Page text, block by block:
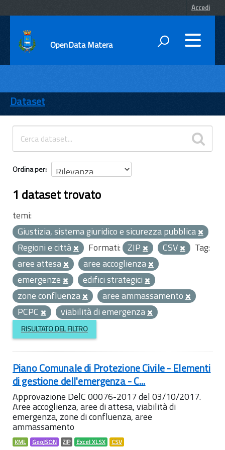
Accedi
OpenData Matera
ENTI
TEMI
INFORMAZIONI
Dataset
Ordina per
1 dataset trovato
temi:
Giustizia, sistema giuridico e sicurezza pubblica
Regioni e città
Formati: ZIP CSV
Tag:
aree attesa
aree accoglienza
emergenze
edifici strategici
zone confluenza
aree ammassamento
PCPC
viabilità di emergenza
RISULTATO DEL FILTRO
Piano Comunale di Protezione Civile - Elementi
di gestione dell'emergenza - C...
Approvazione DelC 00076-2017 del 03/10/2017.
Aree accoglienza, aree di attesa, viabilità di
emergenza, zone di confluenza, aree
ammassamento
KML GeoJSON ZIP Excel XLSX CSV